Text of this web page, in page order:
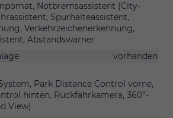
Notbremsassistent (City-
Spurhalteassistent,
Verkehrzeichenerkennung,
Abstandswarner
vorhanden
Park Distance Control vorne,
hinten, Rückfahrkamera, 360°-
View)